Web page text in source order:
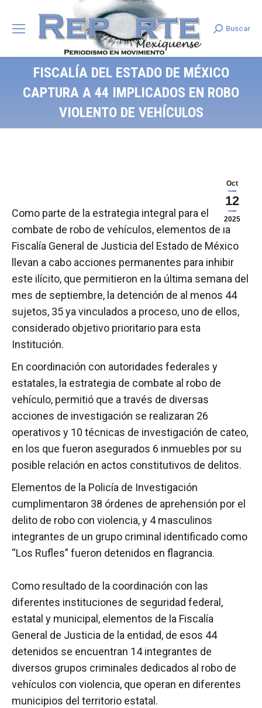
Search:
Buscar
FISCALÍA DEL ESTADO DE MÉXICO
CAPTURA A 44 IMPLICADOS EN ROBO
VIOLENTO DE VEHÍCULOS
Oct
12
2025
Como parte de la estrategia integral para el
combate de robo de vehículos, elementos de la
Fiscalía General de Justicia del Estado de México
llevan a cabo acciones permanentes para inhibir
este ilícito, que permitieron en la última semana del
mes de septiembre, la detención de al menos 44
sujetos, 35 ya vinculados a proceso, uno de ellos,
considerado objetivo prioritario para esta
Institución.
En coordinación con autoridades federales y
estatales, la estrategia de combate al robo de
vehículo, permitió que a través de diversas
acciones de investigación se realizaran 26
operativos y 10 técnicas de investigación de cateo,
en los que fueron asegurados 6 inmuebles por su
posible relación en actos constitutivos de delitos.
Elementos de la Policía de Investigación
cumplimentaron 38 órdenes de aprehensión por el
delito de robo con violencia, y 4 masculinos
integrantes de un grupo criminal identificado como
“Los Rufles” fueron detenidos en flagrancia.
Como resultado de la coordinación con las
diferentes instituciones de seguridad federal,
estatal y municipal, elementos de la Fiscalía
General de Justicia de la entidad, de esos 44
detenidos se encuentran 14 integrantes de
diversos grupos criminales dedicados al robo de
vehículos con violencia, que operan en diferentes
municipios del territorio estatal.